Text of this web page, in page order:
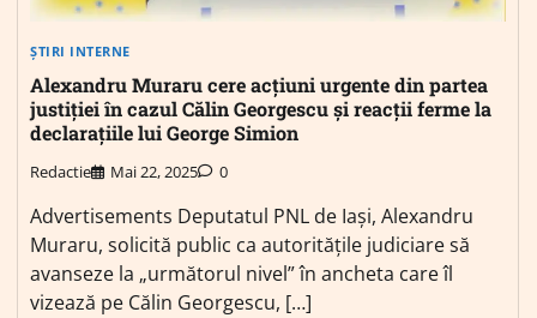
ȘTIRI INTERNE
Alexandru Muraru cere acțiuni urgente din partea
justiției în cazul Călin Georgescu și reacții ferme la
declarațiile lui George Simion
Redactie Mai 22, 2025 0
Advertisements Deputatul PNL de Iași, Alexandru
Muraru, solicită public ca autoritățile judiciare să
avanseze la „următorul nivel” în ancheta care îl
vizează pe Călin Georgescu, […]